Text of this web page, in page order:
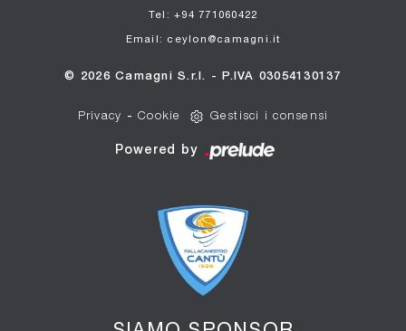
Tel: +94 771060422
Email: ceylon@camagni.it
© 2026 Camagni S.r.l. - P.IVA 03054130137
Privacy -Cookie Gestisci i consensi
Powered by